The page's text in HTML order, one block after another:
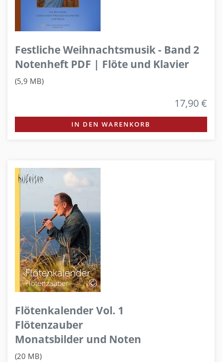
Festliche Weihnachtsmusik - Band 2
Notenheft PDF | Flöte und Klavier
(5,9 MB)
17,90 €
IN DEN WARENKORB
Flötenkalender Vol. 1
Flötenzauber
Monatsbilder und Noten
(20 MB)